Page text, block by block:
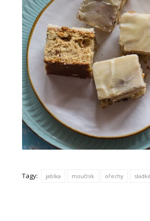
Tagy: jablka moučník ořechy